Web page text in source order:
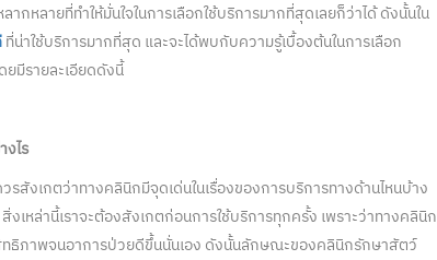
หลายที่ทำให้มั่นใจในการเลือกใช้บริการมากที่สุดเลยก็ว่าได้ ดังนั้นใน
ที่น่าใช้บริการมากที่สุด และจะได้พบกับความรู้เบื้องต้นในการเลือก
มีรายละเอียดดังนี้
งไร
สังเกตว่าทางคลินิกมีจุดเด่นในเรื่องของการบริการทางด้านไหนบ้าง
เหล่านี้เราจะต้องสังเกตก่อนการใช้บริการทุกครั้ง เพราะว่าทางคลินิก
ทธิภาพจนอาการป่วยดีขึ้นนั่นเอง ดังนั้นลักษณะของคลินิกรักษาสัตว์